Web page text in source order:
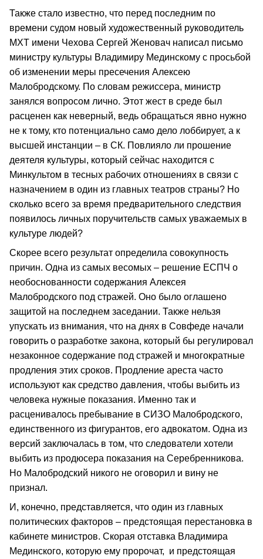
Также стало известно, что перед последним по
времени судом новый художественный руководитель
МХТ имени Чехова Сергей Женовач написал письмо
министру культуры Владимиру Мединскому с просьбой
об изменении меры пресечения Алексею
Малобродскому. По словам режиссера, министр
занялся вопросом лично. Этот жест в среде был
расценен как неверный, ведь обращаться явно нужно
не к тому, кто потенциально само дело лоббирует, а к
высшей инстанции – в СК. Повлияло ли прошение
деятеля культуры, который сейчас находится с
Минкультом в тесных рабочих отношениях в связи с
назначением в один из главных театров страны? Но
сколько всего за время предварительного следствия
появилось личных поручительств самых уважаемых в
культуре людей?
Скорее всего результат определила совокупность
причин. Одна из самых весомых – решение ЕСПЧ о
необоснованности содержания Алексея
Малобродского под стражей. Оно было оглашено
защитой на последнем заседании. Также нельзя
упускать из внимания, что на днях в Совфеде начали
говорить о разработке закона, который бы регулировал
незаконное содержание под стражей и многократные
продления этих сроков. Продление ареста часто
используют как средство давления, чтобы выбить из
человека нужные показания. Именно так и
расценивалось пребывание в СИЗО Малобродского,
единственного из фигурантов, его адвокатом. Одна из
версий заключалась в том, что следователи хотели
выбить из продюсера показания на Серебренникова.
Но Малобродский никого не оговорил и вину не
признал.
И, конечно, представляется, что один из главных
политических факторов – предстоящая перестановка в
кабинете министров. Скорая отставка Владимира
Мединского, которую ему пророчат, и предстоящая